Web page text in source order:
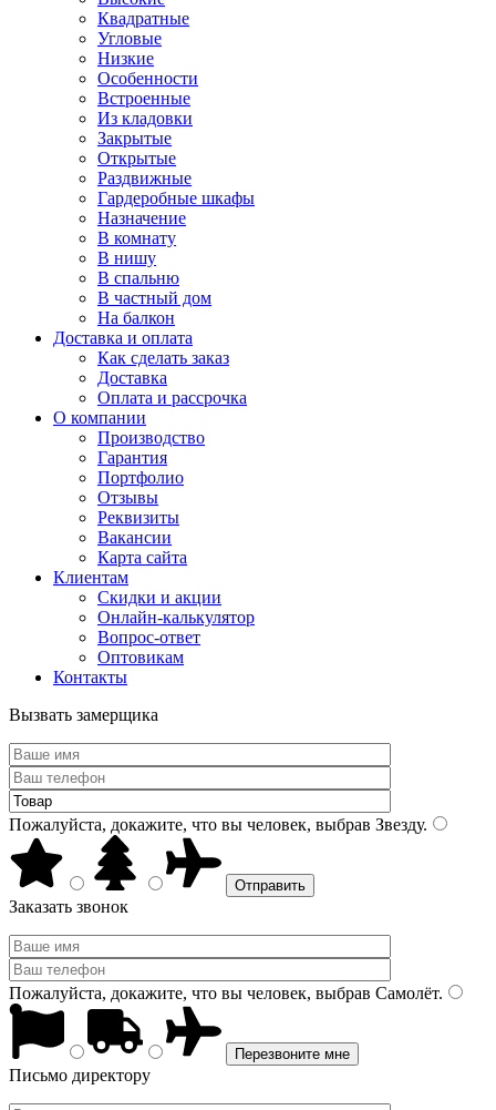
Квадратные
Угловые
Низкие
Особенности
Встроенные
Из кладовки
Закрытые
Открытые
Раздвижные
Гардеробные шкафы
Назначение
В комнату
В нишу
В спальню
В частный дом
На балкон
Доставка и оплата
Как сделать заказ
Доставка
Оплата и рассрочка
О компании
Производство
Гарантия
Портфолио
Отзывы
Реквизиты
Вакансии
Карта сайта
Клиентам
Скидки и акции
Онлайн-калькулятор
Вопрос-ответ
Оптовикам
Контакты
Вызвать замерщика
Пожалуйста, докажите, что вы человек, выбрав Звезду.
Заказать звонок
Пожалуйста, докажите, что вы человек, выбрав Самолёт.
Письмо директору